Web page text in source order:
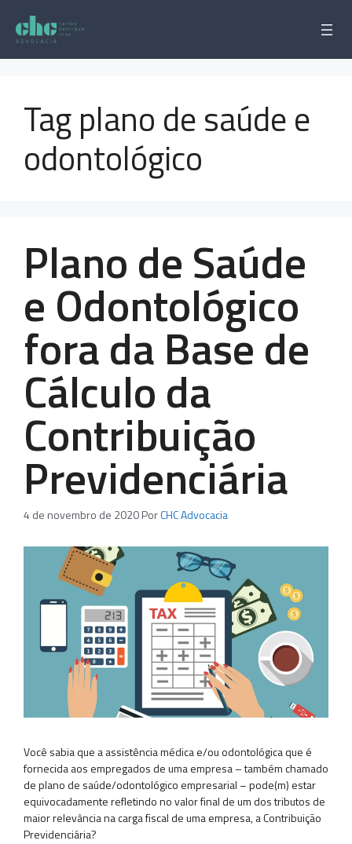
para
conteúdo
Tag plano de saúde e
odontológico
Plano de Saúde
e Odontológico
fora da Base de
Cálculo da
Contribuição
Previdenciária
4 de novembro de 2020PorCHC Advocacia
Você sabia que a assistência médica e/ou odontológica que é
fornecida aos empregados de uma empresa – também chamado
de plano de saúde/odontológico empresarial – pode(m) estar
equivocadamente refletindo no valor final de um dos tributos de
maior relevância na carga fiscal de uma empresa, a Contribuição
Previdenciária?